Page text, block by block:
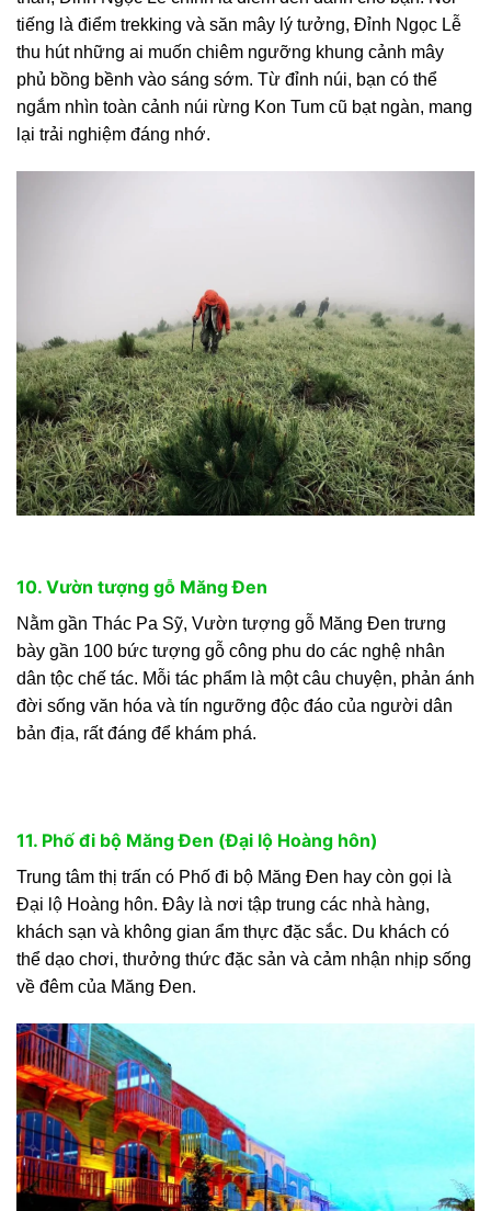
tiếng là điểm trekking và săn mây lý tưởng, Đỉnh Ngọc Lễ
thu hút những ai muốn chiêm ngưỡng khung cảnh mây
phủ bồng bềnh vào sáng sớm. Từ đỉnh núi, bạn có thể
ngắm nhìn toàn cảnh núi rừng Kon Tum cũ bạt ngàn, mang
lại trải nghiệm đáng nhớ.
10. Vườn tượng gỗ Măng Đen
Nằm gần Thác Pa Sỹ, Vườn tượng gỗ Măng Đen trưng
bày gần 100 bức tượng gỗ công phu do các nghệ nhân
dân tộc chế tác. Mỗi tác phẩm là một câu chuyện, phản ánh
đời sống văn hóa và tín ngưỡng độc đáo của người dân
bản địa, rất đáng để khám phá.
11. Phố đi bộ Măng Đen (Đại lộ Hoàng hôn)
Trung tâm thị trấn có Phố đi bộ Măng Đen hay còn gọi là
Đại lộ Hoàng hôn. Đây là nơi tập trung các nhà hàng,
khách sạn và không gian ẩm thực đặc sắc. Du khách có
thể dạo chơi, thưởng thức đặc sản và cảm nhận nhịp sống
về đêm của Măng Đen.